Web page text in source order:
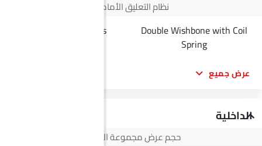
نظام التعليق الأمامي
Double Wishbone with Coil
Spring
Torsion Bat Springs
عرض جميع
الداخلية
حجم عرض مجموعة الأجهزة